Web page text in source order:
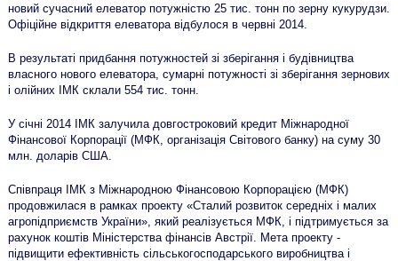
новий сучасний елеватор потужністю 25 тис. тонн по зерну кукурудзи.
Офіційне відкриття елеватора відбулося в червні 2014.
В результаті придбання потужностей зі зберігання і будівництва
власного нового елеватора, сумарні потужності зі зберігання зернових
і олійних ІМК склали 554 тис. тонн.
У січні 2014 ІМК залучила довгостроковий кредит Міжнародної
Фінансової Корпорації (МФК, організація Світового банку) на суму 30
млн. доларів США.
Співпраця ІМК з Міжнародною Фінансовою Корпорацією (МФК)
продовжилася в рамках проекту «Сталий розвиток середніх і малих
агропідприємств України», який реалізується МФК, і підтримується за
рахунок коштів Міністерства фінансів Австрії. Мета проекту -
підвищити ефективність сільськогосподарського виробництва і